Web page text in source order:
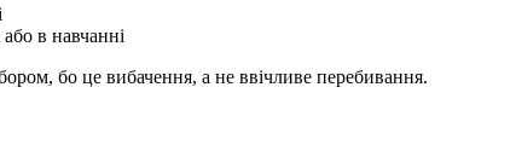
в навчанні
бо це вибачення, а не ввічливе перебивання.